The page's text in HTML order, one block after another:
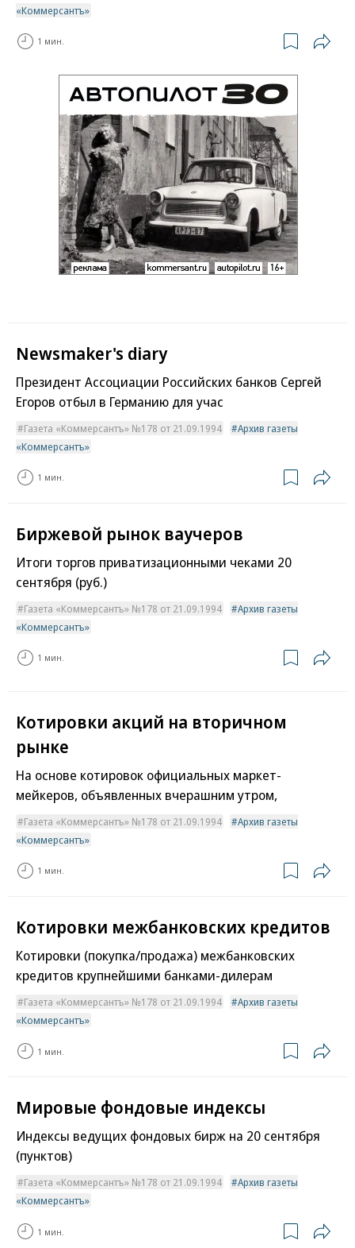
«Коммерсантъ»
1 мин.
Newsmaker's diary
Президент Ассоциации Российских банков Сергей
Егоров отбыл в Германию для учас
Газета «Коммерсантъ» №178 от 21.09.1994
Архив газеты
«Коммерсантъ»
1 мин.
Биржевой рынок ваучеров
Итоги торгов приватизационными чеками 20
сентября (руб.)
Газета «Коммерсантъ» №178 от 21.09.1994
Архив газеты
«Коммерсантъ»
1 мин.
Котировки акций на вторичном
рынке
На основе котировок официальных маркет-
мейкеров, объявленных вчерашним утром,
Газета «Коммерсантъ» №178 от 21.09.1994
Архив газеты
«Коммерсантъ»
1 мин.
Котировки межбанковских кредитов
Котировки (покупка/продажа) межбанковских
кредитов крупнейшими банками-дилерам
Газета «Коммерсантъ» №178 от 21.09.1994
Архив газеты
«Коммерсантъ»
1 мин.
Мировые фондовые индексы
Индексы ведущих фондовых бирж на 20 сентября
(пунктов)
Газета «Коммерсантъ» №178 от 21.09.1994
Архив газеты
«Коммерсантъ»
1 мин.